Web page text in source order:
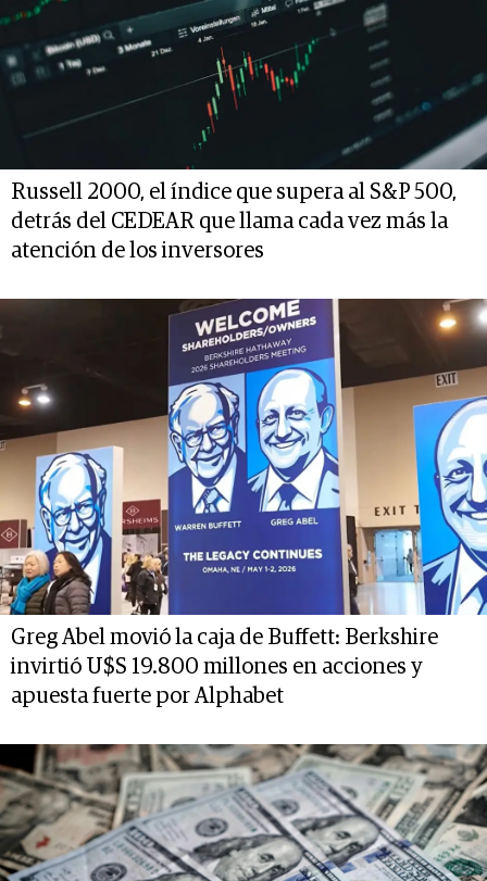
Russell 2000, el índice que supera al S&P 500,
detrás del CEDEAR que llama cada vez más la
atención de los inversores
Greg Abel movió la caja de Buffett: Berkshire
invirtió U$S 19.800 millones en acciones y
apuesta fuerte por Alphabet